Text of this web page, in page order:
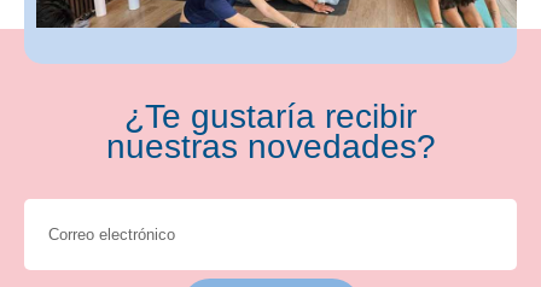
¿Te gustaría recibir
nuestras novedades?